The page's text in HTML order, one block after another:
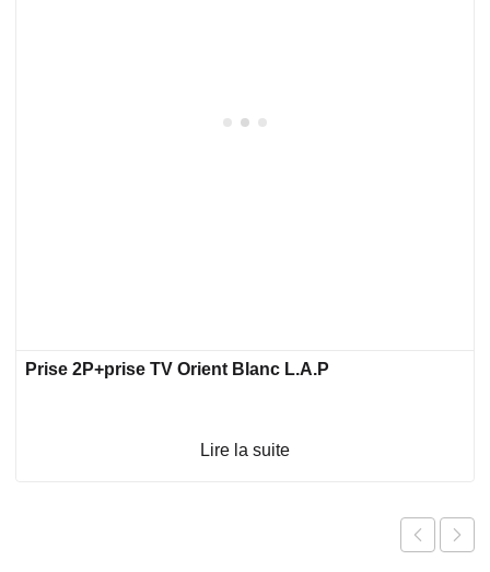
Prise 2P+prise TV Orient Blanc L.A.P
Lire la suite